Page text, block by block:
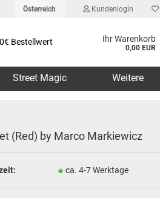
Österreich Kundenlogin
Bestellwert Ihr Warenkorb
0,00 EUR
Street Magic Weitere
(Red) by Marco Markiewicz
ca. 4-7 Werktage